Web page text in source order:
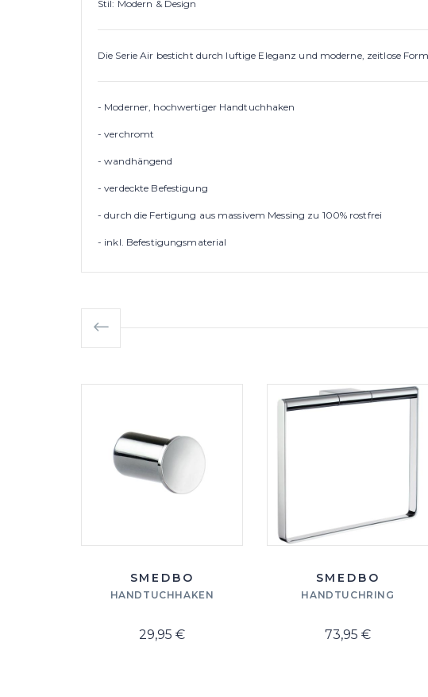
Stil: Modern & Design
Die Serie Air besticht durch luftige Eleganz und moderne, zeitlose
- Moderner, hochwertiger Handtuchhaken
- verchromt
- wandhängend
- verdeckte Befestigung
- durch die Fertigung aus massivem Messing zu 100% rostfrei
- inkl. Befestigungsmaterial
SMEDBO
HANDTUCHHAKEN
29,95 €
SMEDBO
HANDTUCHRING
73,95 €